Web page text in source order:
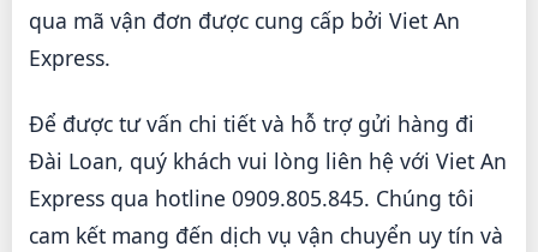
qua mã vận đơn được cung cấp bởi Viet An
Express.
Để được tư vấn chi tiết và hỗ trợ gửi hàng đi
Đài Loan, quý khách vui lòng liên hệ với Viet An
Express qua hotline 0909.805.845. Chúng tôi
cam kết mang đến dịch vụ vận chuyển uy tín và